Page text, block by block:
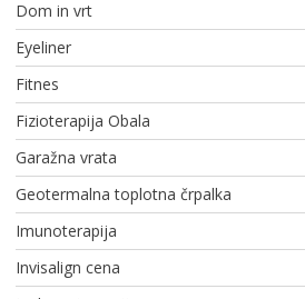
Dom in vrt
Eyeliner
Fitnes
Fizioterapija Obala
Garažna vrata
Geotermalna toplotna črpalka
Imunoterapija
Invisalign cena